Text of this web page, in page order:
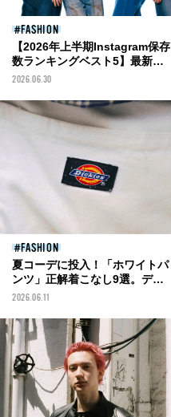
FASHION
【2026年上半期Instagram保存
数ランキングベスト5】最新フ
ァッション&ビューティ、メン
まで。保存数を獲得した投稿を
一挙紹介！
2026.06.30
FASHION
夏コーデに投入！「ホワイトパ
ンツ」正解着こなし9選。ディ
ッキーズ、アクネ ストゥディオ
ン”をどう穿いている？
2026.06.11